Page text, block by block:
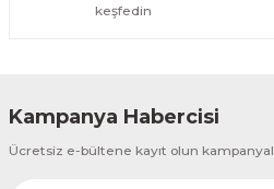
keşfedin
Kampanya Habercisi
Ücretsiz e-bültene kayıt olun